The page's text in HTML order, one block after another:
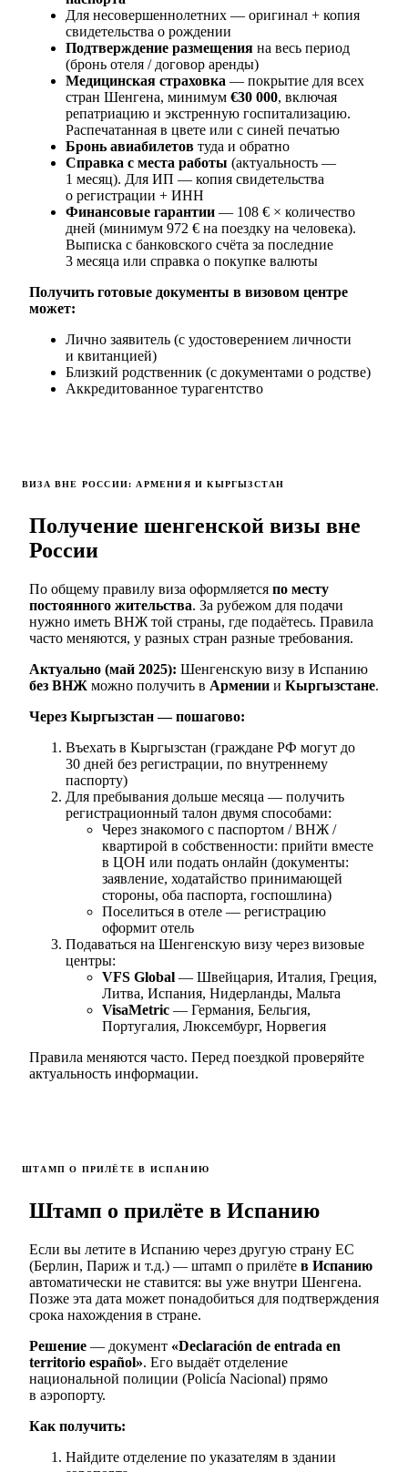
Для несовершеннолетних — оригинал + копия
свидетельства о рождении
Подтверждение размещения на весь период
(бронь отеля / договор аренды)
Медицинская страховка — покрытие для всех
стран Шенгена, минимум €30 000, включая
репатриацию и экстренную госпитализацию.
Распечатанная в цвете или с синей печатью
Бронь авиабилетов туда и обратно
Справка с места работы (актуальность —
1 месяц). Для ИП — копия свидетельства
о регистрации + ИНН
Финансовые гарантии — 108 € × количество
дней (минимум 972 € на поездку на человека).
Выписка с банковского счёта за последние
3 месяца или справка о покупке валюты
Получить готовые документы в визовом центре
может:
Лично заявитель (с удостоверением личности
и квитанцией)
Близкий родственник (с документами о родстве)
Аккредитованное турагентство
ВИЗА ВНЕ РОССИИ: АРМЕНИЯ И КЫРГЫЗСТАН
Получение шенгенской визы вне
России
По общему правилу виза оформляется по месту
постоянного жительства. За рубежом для подачи
нужно иметь ВНЖ той страны, где подаётесь. Правила
часто меняются, у разных стран разные требования.
Актуально (май 2025): Шенгенскую визу в Испанию
без ВНЖ можно получить в Армении и Кыргызстане.
Через Кыргызстан — пошагово:
Въехать в Кыргызстан (граждане РФ могут до
30 дней без регистрации, по внутреннему
паспорту)
Для пребывания дольше месяца — получить
регистрационный талон двумя способами:
Через знакомого с паспортом / ВНЖ /
квартирой в собственности: прийти вместе
в ЦОН или подать онлайн (документы:
заявление, ходатайство принимающей
стороны, оба паспорта, госпошлина)
Поселиться в отеле — регистрацию
оформит отель
Подаваться на Шенгенскую визу через визовые
центры:
VFS Global — Швейцария, Италия, Греция,
Литва, Испания, Нидерланды, Мальта
VisaMetric — Германия, Бельгия,
Португалия, Люксембург, Норвегия
Правила меняются часто. Перед поездкой проверяйте
актуальность информации.
ШТАМП О ПРИЛЁТЕ В ИСПАНИЮ
Штамп о прилёте в Испанию
Если вы летите в Испанию через другую страну ЕС
(Берлин, Париж и т.д.) — штамп о прилёте в Испанию
автоматически не ставится: вы уже внутри Шенгена.
Позже эта дата может понадобиться для подтверждения
срока нахождения в стране.
Решение — документ «Declaración de entrada en
territorio español». Его выдаёт отделение
национальной полиции (Policía Nacional) прямо
в аэропорту.
Как получить:
Найдите отделение по указателям в здании